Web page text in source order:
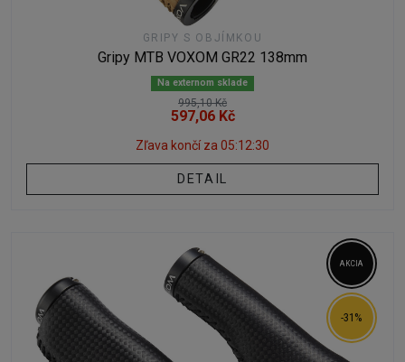
GRIPY S OBJÍMKOU
Gripy MTB VOXOM GR22 138mm
Na externom sklade
995,10 Kč
597,06 Kč
Zľava končí za 05:12:29
DETAIL
AKCIA
-31%